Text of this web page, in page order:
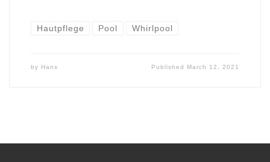
Hautpflege Pool Whirlpool
by Hans Published March 12, 2021